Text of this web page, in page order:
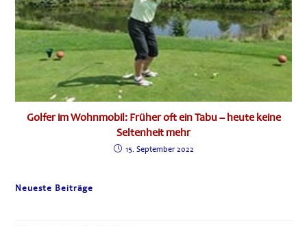
Golfer im Wohnmobil: Früher oft ein Tabu – heute keine
Seltenheit mehr
15. September 2022
Neueste Beiträge